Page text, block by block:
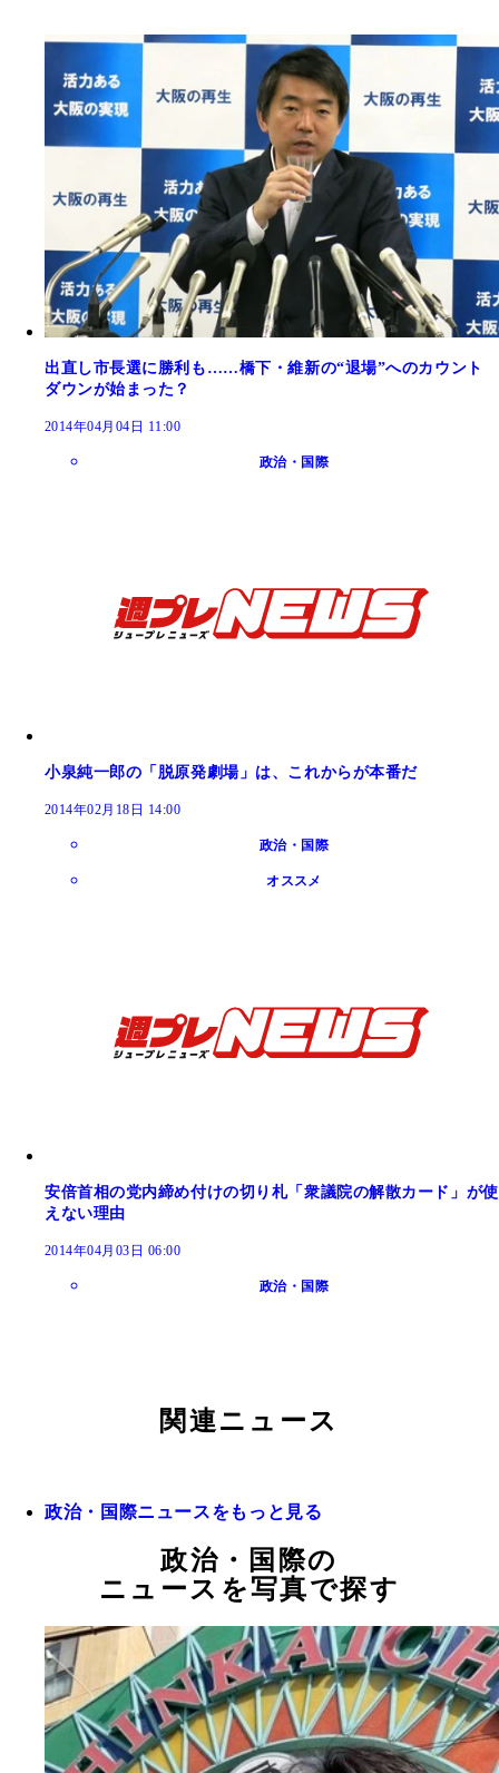
出直し市長選に勝利も……橋下・維新の“退場”へのカウント
ダウンが始まった？
2014年04月04日 11:00
政治・国際
小泉純一郎の「脱原発劇場」は、これからが本番だ
2014年02月18日 14:00
政治・国際
オススメ
安倍首相の党内締め付けの切り札「衆議院の解散カード」が使
えない理由
2014年04月03日 06:00
政治・国際
関連ニュース
政治・国際ニュースをもっと見る
政治・国際の
ニュースを写真で探す